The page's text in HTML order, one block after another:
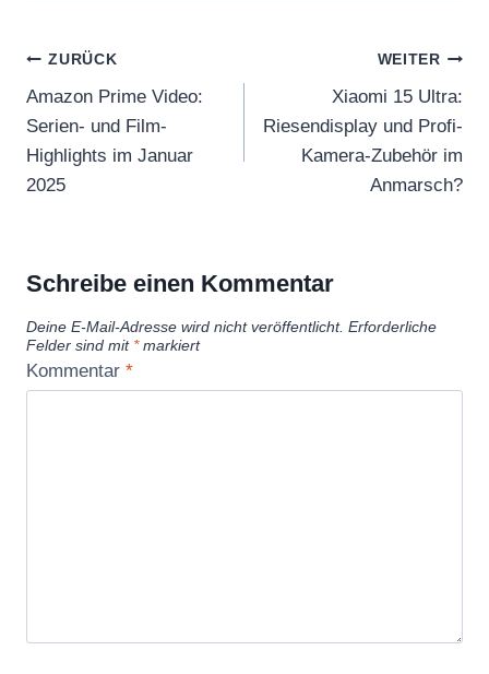
Beitragsnavigation
ZURÜCK
Amazon Prime Video:
Serien- und Film-
Highlights im Januar
2025
WEITER
Xiaomi 15 Ultra:
Riesendisplay und Profi-
Kamera-Zubehör im
Anmarsch?
Schreibe einen Kommentar
Deine E-Mail-Adresse wird nicht veröffentlicht. Erforderliche
Felder sind mit *markiert
Kommentar *